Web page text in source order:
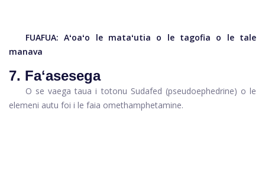
FUAFUA: Aʻoaʻo le mataʻutia o le tagofia o le tale
manava
7. Faʻasesega
O se vaega taua i totonu Sudafed (pseudoephedrine) o le
elemeni autu foi i le faia omethamphetamine.